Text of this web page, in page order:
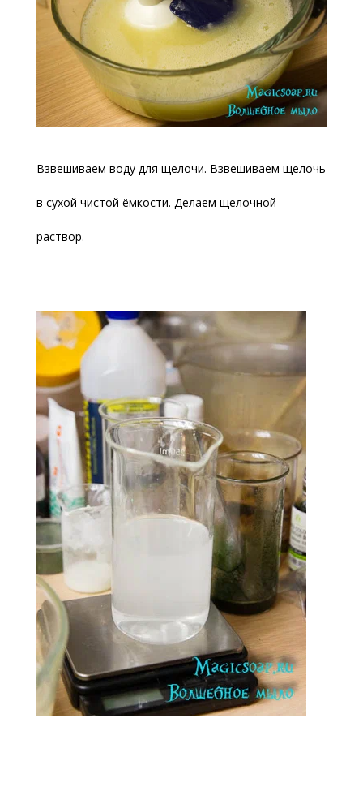
Взвешиваем воду для щелочи. Взвешиваем щелочь
в сухой чистой ёмкости. Делаем щелочной
раствор.